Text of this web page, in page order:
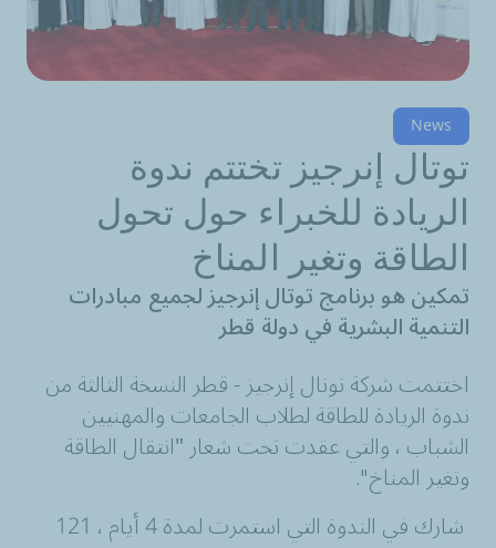
News
توتال إنرجيز تختتم ندوة
الريادة للخبراء حول تحول
الطاقة وتغير المناخ
تمكين هوبرنامج توتال إنرجيز لجميع مبادرات
التنمية البشرية في دولة قطر
اختتمت شركة توتال إنرجيز - قطر النسخة الثالثة من
ندوة الريادة للطاقة لطلاب الجامعات والمهنيين
الشباب ، والتي عقدت تحت شعار "انتقال الطاقة
وتغير المناخ".
شارك في الندوة التي استمرت لمدة 4 أيام ، 121